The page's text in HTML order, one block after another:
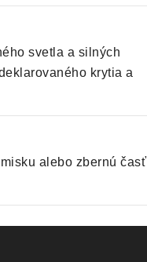
svetla a silných
krytia a
alebo zbernú časť